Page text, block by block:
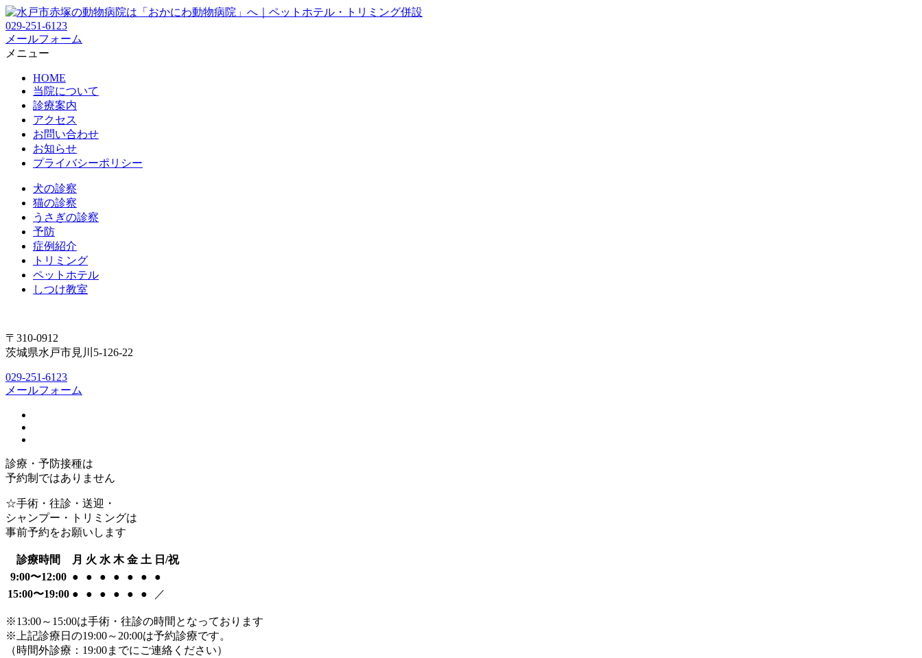
029-251-6123
メールフォーム
メニュー
HOME
当院について
診療案内
アクセス
お問い合わせ
お知らせ
プライバシーポリシー
犬の診察
猫の診察
うさぎの診察
予防
症例紹介
トリミング
ペットホテル
しつけ教室
〒310-0912
茨城県水戸市見川5-126-22
029-251-6123
メールフォーム
診療・予防接種は
予約制ではありません
☆手術・往診・送迎・
シャンプー・トリミングは
事前予約をお願いします
診療時間 月 火 水 木 金 土 日/祝
9:00〜12:00 ● ● ● ● ● ●
●
15:00〜19:00 ● ● ● ● ● ● ／
※13:00～15:00は手術・往診の時間となっております
※上記診療日の19:00～20:00は予約診療です。
（時間外診療：19:00までにご連絡ください）